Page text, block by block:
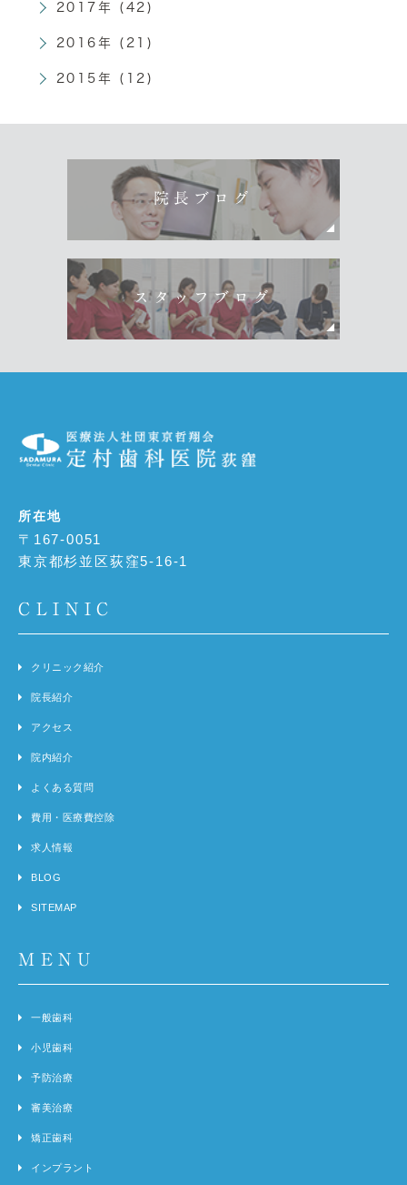
2017年 (42)
2016年 (21)
2015年 (12)
院長ブログ
スタッフブログ
所在地
〒167-0051
東京都杉並区荻窪5-16-1
CLINIC
クリニック紹介
院長紹介
アクセス
院内紹介
よくある質問
費用・医療費控除
求人情報
BLOG
SITEMAP
MENU
一般歯科
小児歯科
予防治療
審美治療
矯正歯科
インプラント